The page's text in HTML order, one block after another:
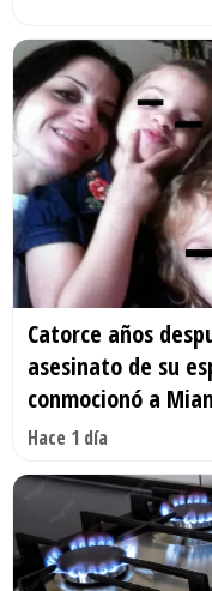
Catorce años
asesinato de su
conmocionó a
Hace 1 día